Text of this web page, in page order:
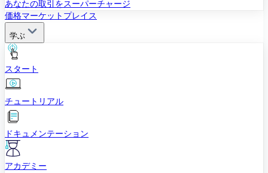
あなたの取引をスーパーチャージ
価格マーケットプレイス
学ぶ
スタート
チュートリアル
ドキュメンテーション
アカデミー